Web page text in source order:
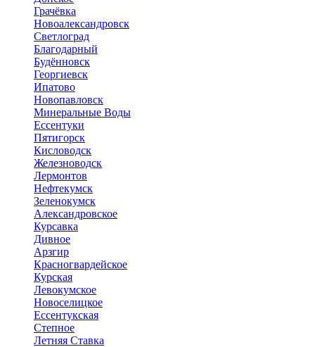
Грачёвка
Новоалександровск
Светлоград
Благодарный
Будённовск
Георгиевск
Ипатово
Новопавловск
Минеральные Воды
Ессентуки
Пятигорск
Кисловодск
Железноводск
Лермонтов
Нефтекумск
Зеленокумск
Александровское
Курсавка
Дивное
Арзгир
Красногвардейское
Курская
Левокумское
Новоселицкое
Ессентукская
Степное
Летняя Ставка